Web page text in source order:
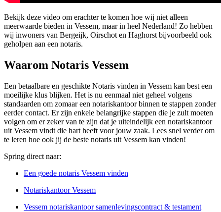
Bekijk deze video om erachter te komen hoe wij niet alleen
meerwaarde bieden in Vessem, maar in heel Nederland! Zo hebben
wij inwoners van Bergeijk, Oirschot en Haghorst bijvoorbeeld ook
geholpen aan een notaris.
Waarom Notaris Vessem
Een betaalbare en geschikte Notaris vinden in Vessem kan best een
moeilijke klus blijken. Het is nu eenmaal niet geheel volgens
standaarden om zomaar een notariskantoor binnen te stappen zonder
eerder contact. Er zijn enkele belangrijke stappen die je zult moeten
volgen om er zeker van te zijn dat je uiteindelijk een notariskantoor
uit Vessem vindt die hart heeft voor jouw zaak. Lees snel verder om
te leren hoe ook jij de beste notaris uit Vessem kan vinden!
Spring direct naar:
Een goede notaris Vessem vinden
Notariskantoor Vessem
Vessem notariskantoor samenlevingscontract & testament